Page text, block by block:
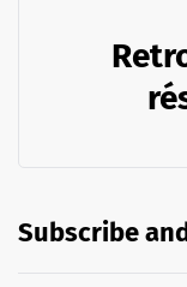
Subscribe